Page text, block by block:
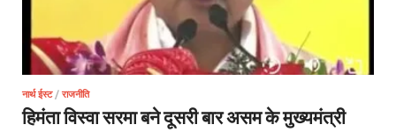
Shikayat Se Samadhan: एक ही मंच पर जनता को मिला
CM Pushkar Singh Dhami: मुख्यमंत्री ने ‘जन-जन की
UP Police Recruitments: साल के आखिरी दिन युवाओं को
नार्थ ईस्ट/ राजनीति
हिमंता विस्वा सरमा बने दूसरी बार असम के मुख्यमंत्री